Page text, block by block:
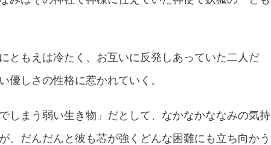
ともえは冷たく、お互いに反発しあっていた二人だ
優しさの性格に惹かれていく。
しまう弱い生き物」だとして、なかなかななみの気持
、だんだんと彼も芯が強くどんな困難にも立ち向かう